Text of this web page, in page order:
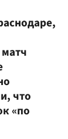
что
«по